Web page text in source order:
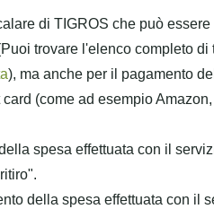
di TIGROS che può
trovare l'elenco completo di
), ma anche per il pagamento
card (come ad esempio
spesa effettuata con il
della spesa effettuata con il